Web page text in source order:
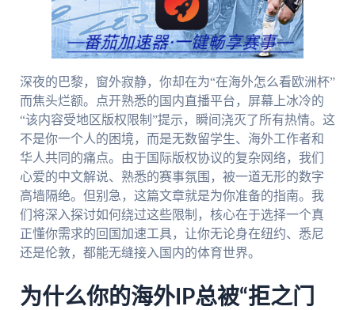
深夜的巴黎，窗外寂静，你却在为“在海外怎么看欧洲杯”
而焦头烂额。点开熟悉的国内直播平台，屏幕上冰冷的
“该内容受地区版权限制”提示，瞬间浇灭了所有热情。这
不是你一个人的困境，而是无数留学生、海外工作者和
华人共同的痛点。由于国际版权协议的复杂网络，我们
心爱的中文解说、熟悉的赛事氛围，被一道无形的数字
高墙隔绝。但别急，这篇文章就是为你准备的指南。我
们将深入探讨如何绕过这些限制，核心在于选择一个真
正懂你需求的回国加速工具，让你无论身在纽约、悉尼
还是伦敦，都能无缝接入国内的体育世界。
为什么你的海外IP总被“拒之门